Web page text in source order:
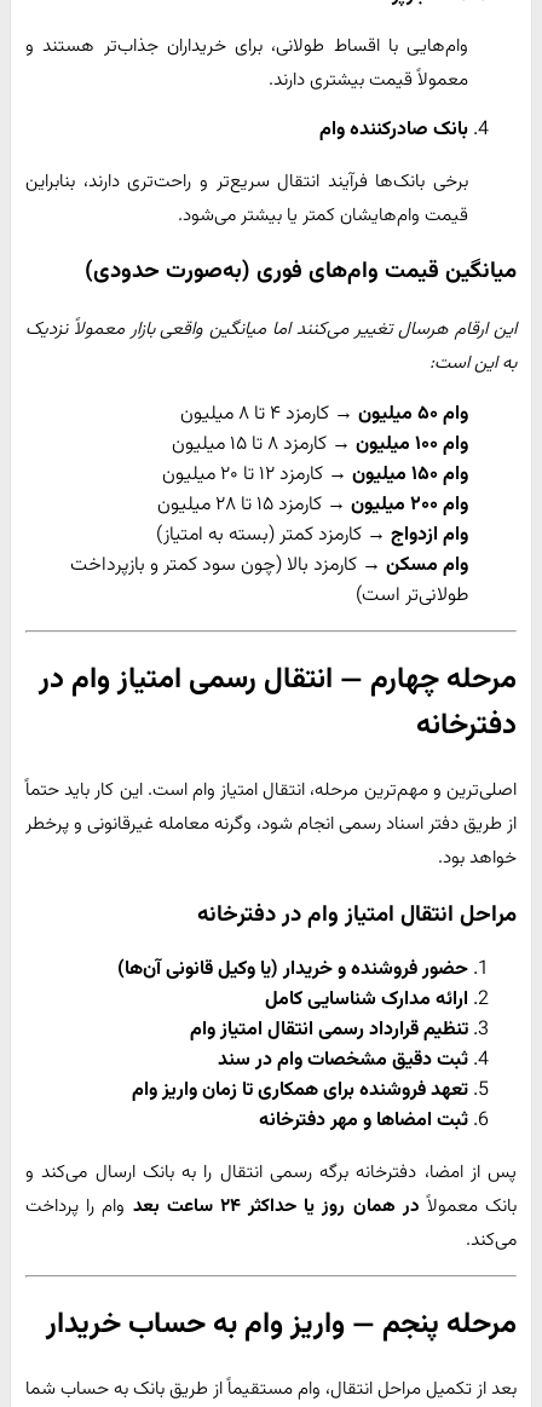
وام‌هایی با اقساط طولانی، برای خریداران جذاب‌تر هستند و
معمولاً قیمت بیشتری دارند.
بانک صادرکننده وام
برخی بانک‌ها فرآیند انتقال سریع‌تر و راحت‌تری دارند، بنابراین
قیمت وام‌هایشان کمتر یا بیشتر می‌شود.
میانگین قیمت وام‌های فوری (به‌صورت حدودی)
این ارقام هرسال تغییر می‌کنند اما میانگین واقعی بازار معمولاً نزدیک
به این است:
وام ۵۰ میلیون
→ کارمزد ۴ تا ۸ میلیون
وام ۱۰۰ میلیون
→ کارمزد ۸ تا ۱۵ میلیون
وام ۱۵۰ میلیون
→ کارمزد ۱۲ تا ۲۰ میلیون
وام ۲۰۰ میلیون
→ کارمزد ۱۵ تا ۲۸ میلیون
وام ازدواج → کارمزد کمتر (بسته به امتیاز)
وام مسکن → کارمزد بالا (چون سود کمتر و بازپرداخت
طولانی‌تر است)
مرحله چهارم — انتقال رسمی امتیاز وام در
دفترخانه
اصلی‌ترین و مهم‌ترین مرحله، انتقال امتیاز وام است. این کار باید حتماً
از طریق دفتر اسناد رسمی انجام شود، وگرنه معامله غیرقانونی و پرخطر
خواهد بود.
مراحل انتقال امتیاز وام در دفترخانه
حضور فروشنده و خریدار (یا وکیل قانونی آن‌ها)
ارائه مدارک شناسایی کامل
تنظیم قرارداد رسمی انتقال امتیاز وام
ثبت دقیق مشخصات وام در سند
تعهد فروشنده برای همکاری تا زمان واریز وام
ثبت امضاها و مهر دفترخانه
پس از امضا، دفترخانه برگه رسمی انتقال را به بانک ارسال می‌کند و
بانک معمولاً در همان روز یا حداکثر ۲۴ ساعت بعد
وام را پرداخت
می‌کند.
مرحله پنجم — واریز وام به حساب خریدار
بعد از تکمیل مراحل انتقال، وام مستقیماً از طریق بانک به حساب شما